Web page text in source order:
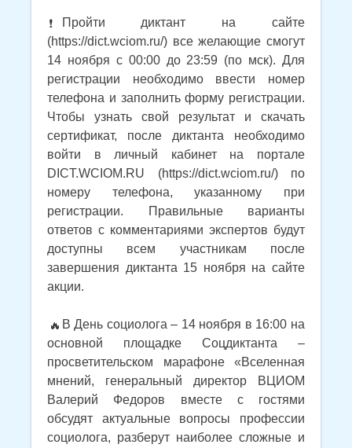
Пройти диктант на сайте
(https://dict.wciom.ru/) все желающие смогут
14 ноября с 00:00 до 23:59 (по мск). Для
регистрации необходимо ввести номер
телефона и заполнить форму регистрации.
Чтобы узнать свой результат и скачать
сертификат, после диктанта необходимо
войти в личный кабинет на портале
DICT.WCIOM.RU (https://dict.wciom.ru/) по
номеру телефона, указанному при
регистрации. Правильные варианты
ответов с комментариями экспертов будут
доступны всем участникам после
завершения диктанта 15 ноября на сайте
акции.
В День социолога – 14 ноября в 16:00 на
основной площадке Соцдиктанта –
просветительском марафоне «Вселенная
мнений, генеральный директор ВЦИОМ
Валерий Федоров вместе с гостями
обсудят актуальные вопросы профессии
социолога, разберут наиболее сложные и